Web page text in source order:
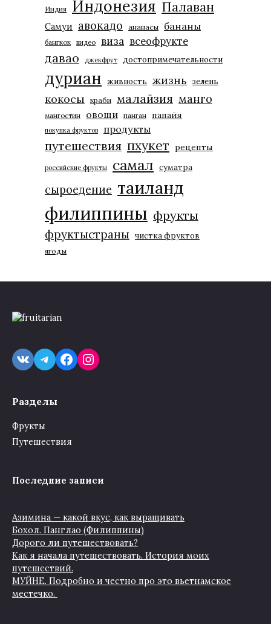
Индия Индонезия Палаван
Самуи авокадо ананасы бананы
бангкок видео виза всеофрукте
давао джекфрут достопримечательности
дуриан живность жизнь зелень
кокосы краби малайзия манго
мангостин овощи панган папайя
покупка фруктов продукты
путешествия пхукет рецепты
российские фрукты самал суматра
сыроедение таиланд
филиппины фрукты
фруктыстраны чистка фруктов
ягоды
VKTelegram
Facebook
Instagram
Разделы
Фрукты
Путешествия
Последние записи
Азимина — какой вкус, как выращивать
Бохол. Панглао (Филиппины)
Дорого ли путешествовать?
Как я начала путешествовать. История моих
путешествий.
МУЙНЕ. Подробно и честно про это вьетнамское
местечко.